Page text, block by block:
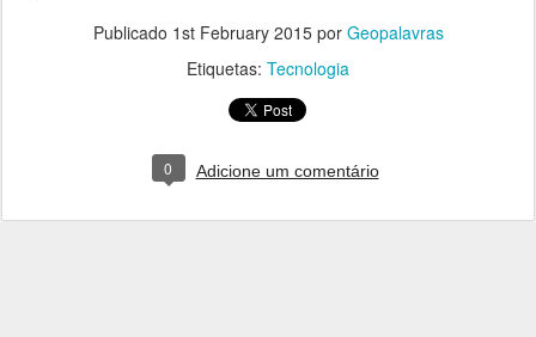
Publicado 1st February 2015por Geopalavras
Etiquetas: Tecnologia
0 Adicione um comentário